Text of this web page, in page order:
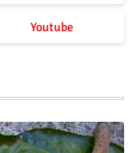
Youtube